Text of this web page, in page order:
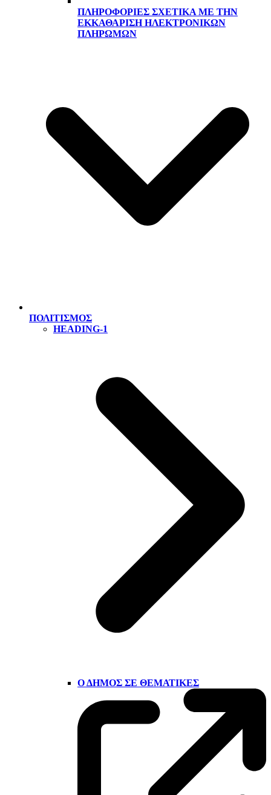
ΠΛΗΡΟΦΟΡΊΕΣ ΣΧΕΤΙΚΆ ΜΕ ΤΗΝ
ΕΚΚΑΘΆΡΙΣΗ ΗΛΕΚΤΡΟΝΙΚΏΝ
ΠΛΗΡΩΜΏΝ
ΠΟΛΙΤΙΣΜΟΣ
HEADING-1
Ο ΔΉΜΟΣ ΣΕ ΘΕΜΑΤΙΚΈΣ